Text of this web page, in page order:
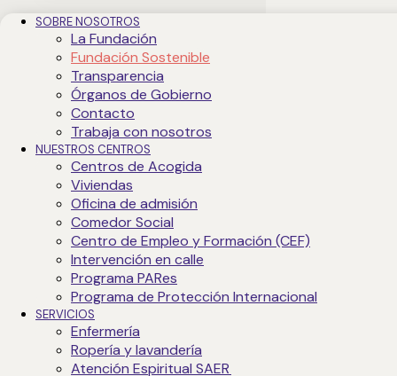
SOBRE NOSOTROS
La Fundación
Fundación Sostenible
Transparencia
Órganos de Gobierno
Contacto
Trabaja con nosotros
NUESTROS CENTROS
Centros de Acogida
Viviendas
Oficina de admisión
Comedor Social
Centro de Empleo y Formación (CEF)
Intervención en calle
Programa PARes
Programa de Protección Internacional
SERVICIOS
Enfermería
Ropería y lavandería
Atención Espiritual SAER